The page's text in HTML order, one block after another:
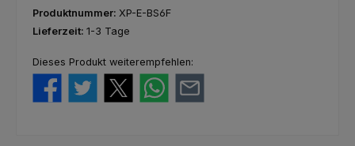
Produktnummer: XP-E-BS6F
Lieferzeit: 1-3 Tage
Dieses Produkt weiterempfehlen: